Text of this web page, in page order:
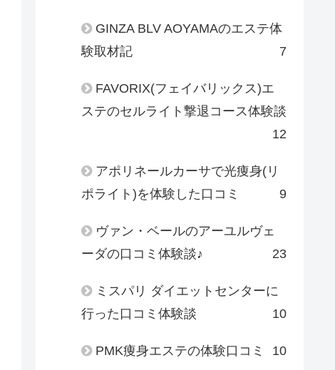
GINZA BLV AOYAMAのエステ体
験取材記
7
FAVORIX(フェイバリックス)エ
ステのセルライト撃退コース体験談
12
アポリネールカーサで光痩身(リ
ポライト)を体験した口コミ
9
ヴァン・ベールのアーユルヴェ
ーダの口コミ体験談♪
23
ミスパリ ダイエットセンターに
行った口コミ体験談
10
PMK痩身エステの体験口コミ 10